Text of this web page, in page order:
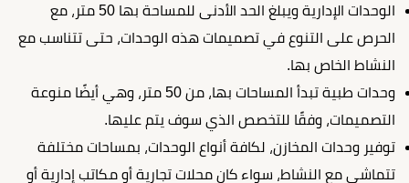
الوحدات الإدارية ويبلغ الحد الأدنى للمساحة بها 50 متر، مع
الحرص على التنوع في تصميمات هذه الوحدات، حتى تتناسب مع
النشاط الخاص بها.
وحدات طبية تبدأ المساحات بها، من 50 متر، وهي أيضًا منوعة
التصميمات، وفقًا للتخصص الذي سوف يتم عليها.
توفير وحدات المخازن، لكافة أنواع الوحدات، بمساحات مختلفة
تتماشى مع النشاط، سواء كان محلات تجارية أو مكاتب إدارية أو